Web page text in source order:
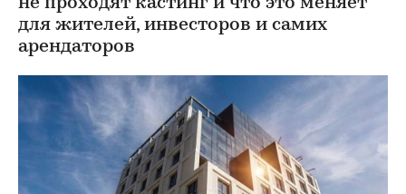
для жителей, инвесторов и самих
арендаторов